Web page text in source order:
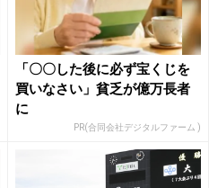
「〇〇した後に必ず宝くじを
買いなさい」貧乏が億万長者
に
PR(合同会社デジタルファーム )